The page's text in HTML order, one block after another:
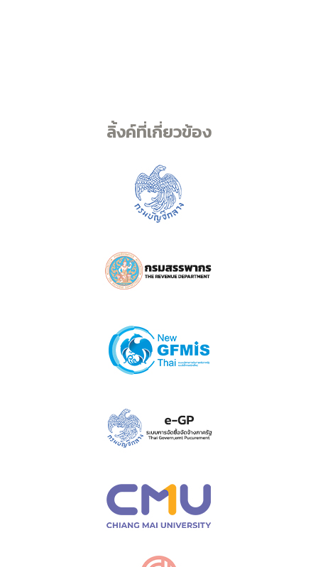
ลิ้งค์ที่เกี่ยวข้อง